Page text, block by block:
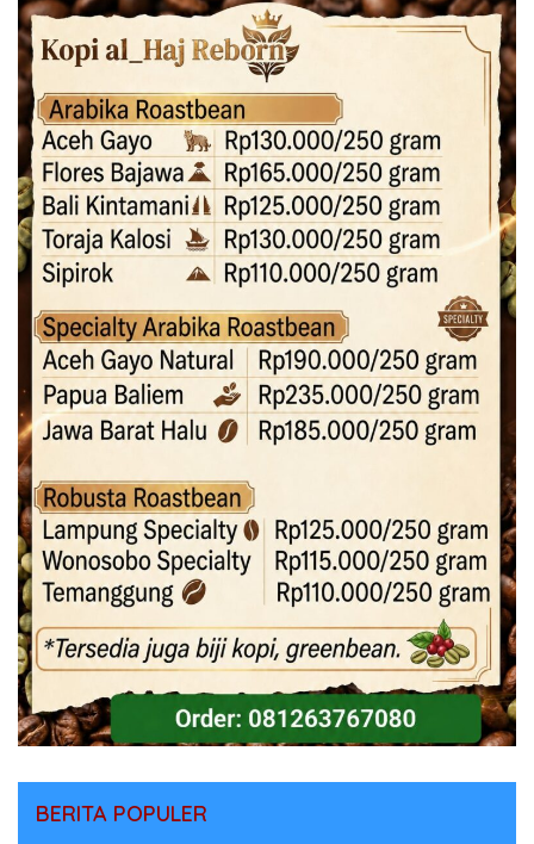
BERITA POPULER